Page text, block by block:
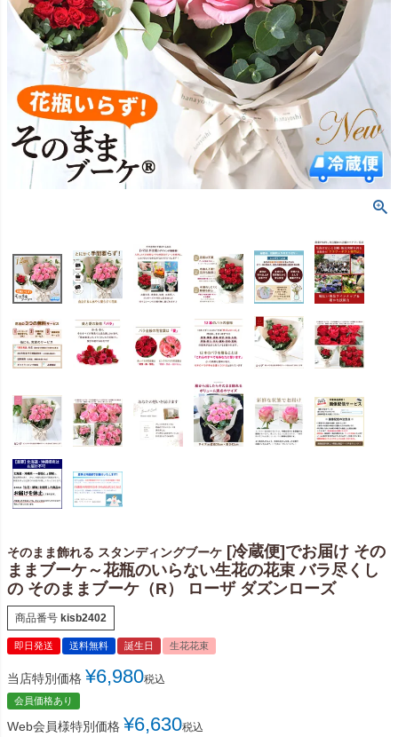
そのまま飾れる スタンディングブーケ [冷蔵便]でお届け その
ままブーケ～花瓶のいらない生花の花束 バラ尽くし
の そのままブーケ（R） ローザ ダズンローズ
商品番号 kisb2402
即日発送 送料無料 誕生日 生花花束
当店特別価格 ¥6,980税込
会員価格あり
Web会員様特別価格 ¥6,630税込